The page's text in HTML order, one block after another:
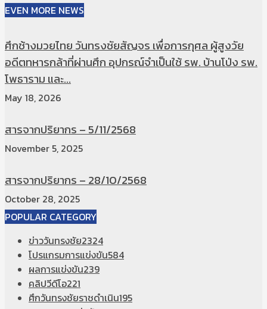
EVEN MORE NEWS
ศึกช้างมวยไทย วันทรงชัยสัญจร เพื่อการกุศล ผู้สูงวัย
อดีตทหารกล้าที่ผ่านศึก อุปกรณ์จำเป็นใช้ รพ. บ้านโป่ง รพ.
โพธาราม และ...
May 18, 2026
สารจากปริยากร – 5/11/2568
November 5, 2025
สารจากปริยากร – 28/10/2568
October 28, 2025
POPULAR CATEGORY
ข่าววันทรงชัย2324
โปรแกรมการแข่งขัน584
ผลการแข่งขัน239
คลิปวีดีโอ221
ศึกวันทรงชัยราชดำเนิน195